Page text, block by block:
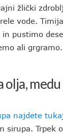
žlički
vode.
in pustimo
ali grgramo.
olja,
najdete tuka
sirupa. Trpek